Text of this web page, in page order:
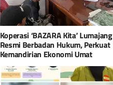
Koperasi ‘BAZARA Kita’ Lumajang
Resmi Berbadan Hukum, Perkuat
Kemandirian Ekonomi Umat